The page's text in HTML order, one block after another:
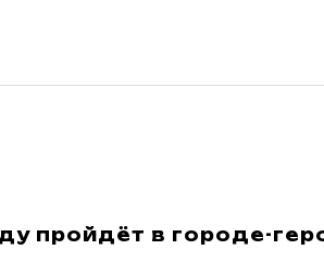
пройдёт в городе-